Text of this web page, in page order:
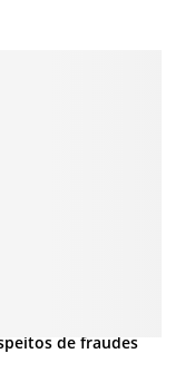
de fraudes